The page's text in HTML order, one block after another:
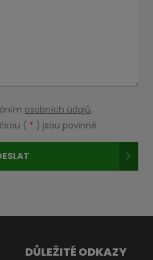
osobních údajů.
( * ) jsou povinné.
DŮLEŽITÉ ODKAZY